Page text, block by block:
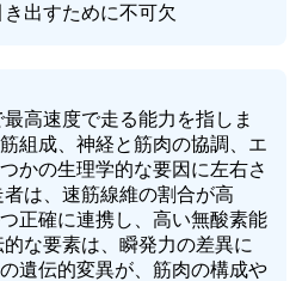
出すために不可欠
高速度で走る能力を指しま
組成、神経と筋肉の協調、エ
かの生理学的な要因に左右さ
は、速筋線維の割合が高
正確に連携し、高い無酸素能
な要素は、瞬発力の差異に
遺伝的変異が、筋肉の構成や